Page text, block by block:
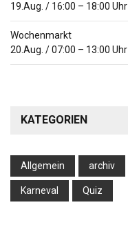
19.Aug. / 16:00 – 18:00 Uhr
Wochenmarkt
20.Aug. /07:00 – 13:00 Uhr
KATEGORIEN
Allgemein archiv
Karneval Quiz